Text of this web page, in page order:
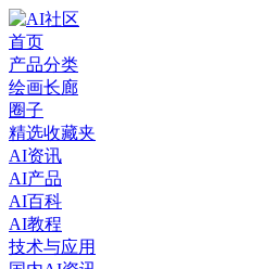
Skip
to
content
首页
产品分类
绘画长廊
圈子
精选收藏夹
AI资讯
AI产品
AI百科
AI教程
技术与应用